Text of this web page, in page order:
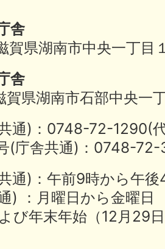
舎
県湖南市中央一丁目
舎
県湖南市石部中央一
共通)：0748-72-
(庁舎共通)：0748-
通)：午前9時から午
) ：月曜日から金曜日
び年末年始（12月29